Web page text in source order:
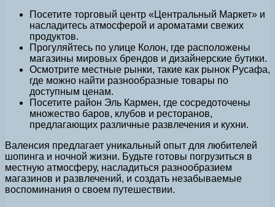
Посетите торговый центр «Центральный Маркет» и
насладитесь атмосферой и ароматами свежих
продуктов.
Прогуляйтесь по улице Колон, где расположены
магазины мировых брендов и дизайнерские бутики.
Осмотрите местные рынки, такие как рынок Русафа,
где можно найти разнообразные товары по
доступным ценам.
Посетите район Эль Кармен, где сосредоточены
множество баров, клубов и ресторанов,
предлагающих различные развлечения и кухни.
Валенсия предлагает уникальный опыт для любителей
шопинга и ночной жизни. Будьте готовы погрузиться в
местную атмосферу, насладиться разнообразием
магазинов и развлечений, и создать незабываемые
воспоминания о своем путешествии.